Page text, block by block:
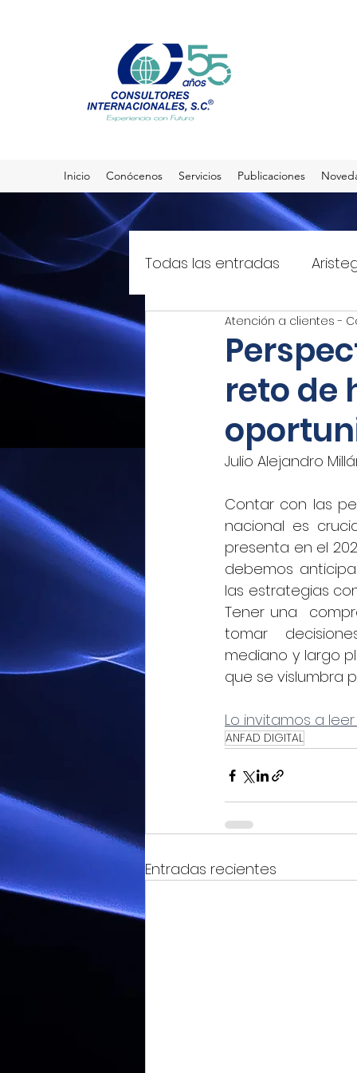
Inicio Conócenos Servicios Publicaciones
Todas las entradas
El Sol de México T21mx
Mexicoxport
CNEC Revista Consultoría
Siempre! Presencia de
El Siglo de Durango
Revista Industria Digital
reto de
Atención a clientes -
Julio Alejandro
Contar con las
nacional es
presenta en el
debemos
las estrategias
Tener una
tomar
mediano y largo
que se vislumbra
Lo invitamos a
ANFAD DIGITAL
Entradas recientes